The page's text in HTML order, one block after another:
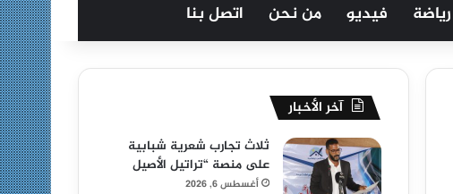
رياضة فيديو من نحن اتصل بنا
آخر الأخبار
ثلاث تجارب شعرية شبابية
على منصة “تراتيل الأصيل
أغسطس 6, 2026